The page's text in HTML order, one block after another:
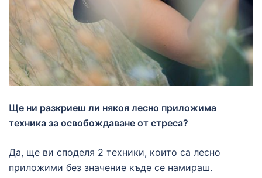
Ще ни разкриеш ли някоя лесно приложима
техника за освобождаване от стреса?
Да, ще ви споделя 2 техники, които са лесно
приложими без значение къде се намираш.